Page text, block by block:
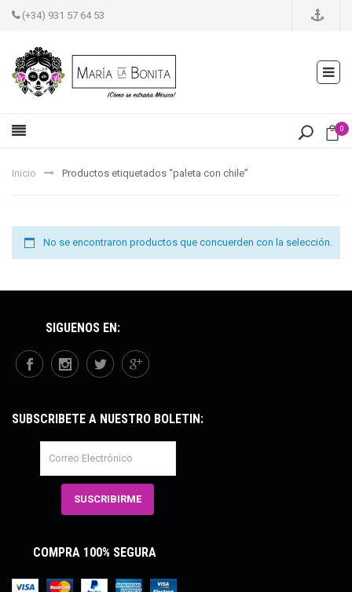
(+34) 931 57 64 53
0
Inicio Productos etiquetados “paleta con chile”
No se encontraron productos que concuerden con la selección.
SÍGUENOS EN:
SUBSCRÍBETE A NUESTRO BOLETÍN:
COMPRA 100% SEGURA